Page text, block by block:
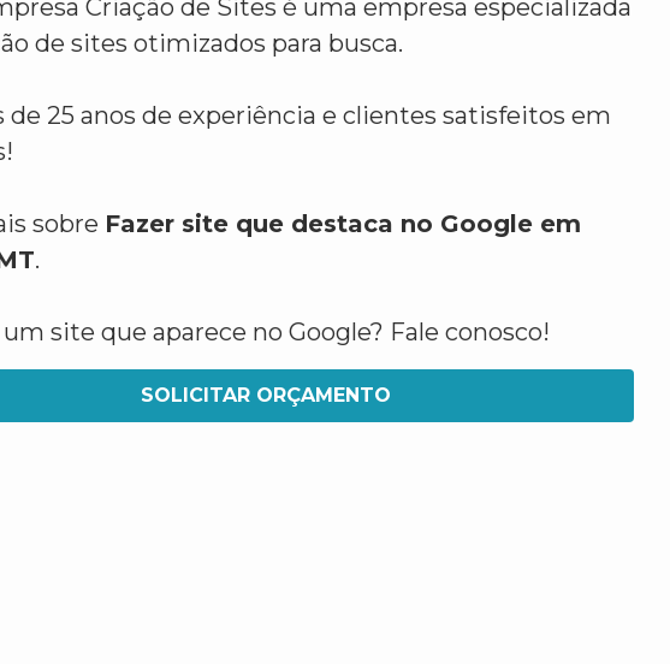
Criação de Sites é uma empresa especializada
de sites otimizados para busca.
de 25 anos de experiência e clientes satisfeitos em
sobre Fazer site que destaca no Google em
.
site que aparece no Google? Fale conosco!
SOLICITAR ORÇAMENTO